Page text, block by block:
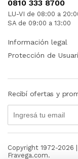
0810 333 8700
LU-VI de 08:00 a
SA de 09:00 a 13:00
Información legal
Protección de
Recibí ofertas y
Copyright 1972-2026
Fravega.com.